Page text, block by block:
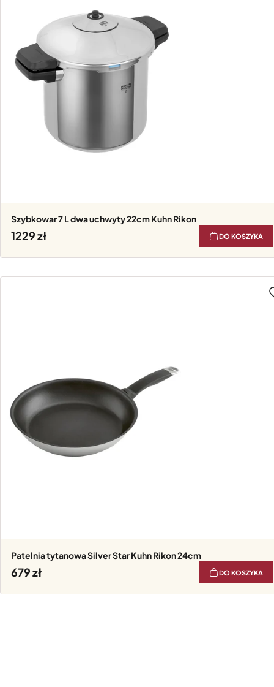
Szybkowar 7 L dwa uchwyty 22cm Kuhn Rikon
1229 DO KOSZYKA
Patelnia tytanowa Silver Star Kuhn Rikon 24cm
679 DO KOSZYKA